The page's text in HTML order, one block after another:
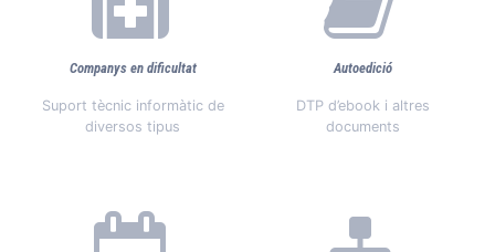
Companys en dificultat
Suport tècnic informàtic de
diversos tipus
Autoedició
DTP d’ebook i altres
documents